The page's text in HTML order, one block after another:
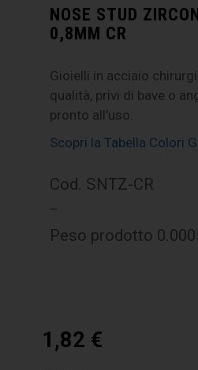
NOSE STUD
0,8MM CR
Gioielli in acciaio
qualità, privi di bave o
pronto all’uso.
Scopri la Tabella Colori
Cod. SNTZ-CR
–
Peso prodotto
1,82 €